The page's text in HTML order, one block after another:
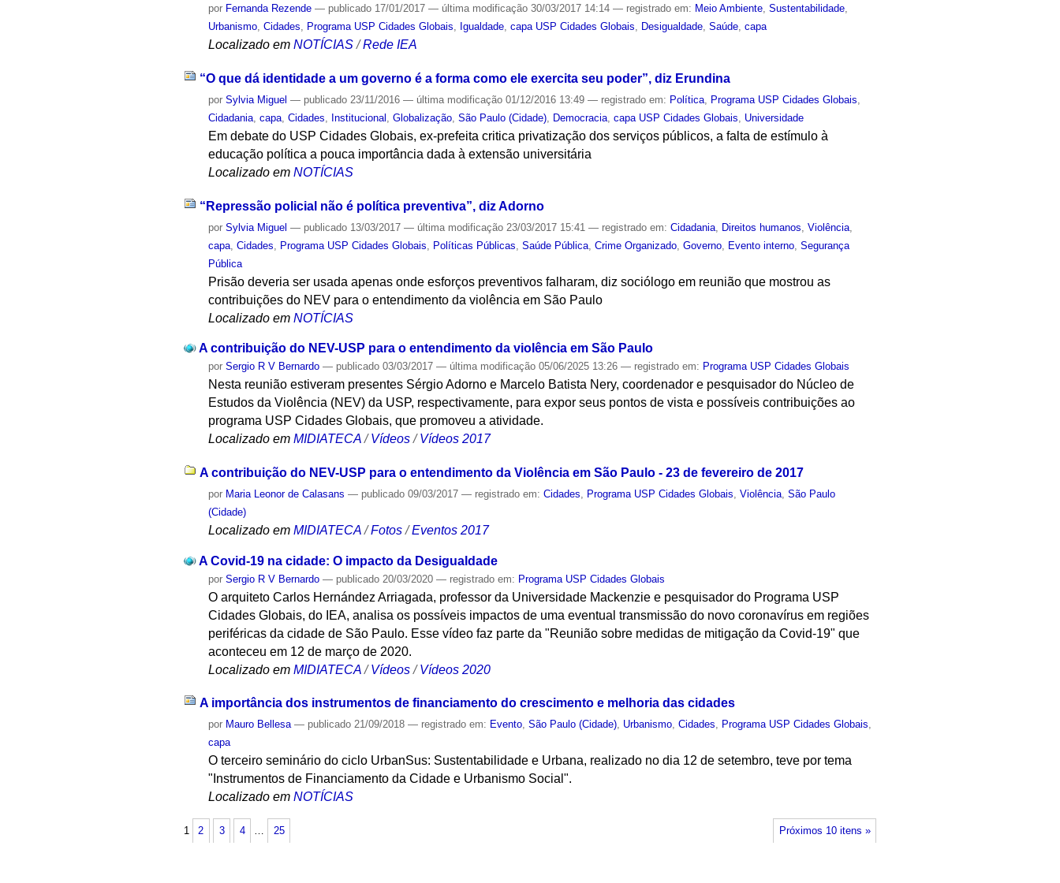
por Fernanda Rezende — publicado 17/01/2017— última modificação 30/03/2017 14:14— registrado em: Meio Ambiente,Sustentabilidade,
Urbanismo,Cidades, Programa USP Cidades Globais, Igualdade,capa USP Cidades Globais, Desigualdade,Saúde,capa
Localizado em NOTÍCIAS /Rede IEA
“O que dá identidade a um governo é a forma como ele exercita seu poder”, diz Erundina
porSylvia Miguel — publicado 23/11/2016— última modificação 01/12/2016 13:49— registrado em: Política Programa USP Cidades Globais
Cidadania ,capa ,Cidades Institucional ,Globalização ,São Paulo (Cidade) Democracia ,capa USP Cidades Globais Universidade
Em debate do USP Cidades Globais, ex-prefeita critica privatização dos serviços públicos, a falta de estímulo à
educação política a pouca importância dada à extensão universitária
Localizado em NOTÍCIAS
“Repressão policial não é política preventiva”, diz Adorno
porSylvia Miguel — publicado 13/03/2017— última modificação 23/03/2017 15:41— registrado em:Cidadania Direitos humanos ,Violência
capa ,Cidades Programa USP Cidades Globais Políticas Públicas ,Saúde Pública ,Crime Organizado ,Governo Evento interno ,Segurança
Pública
Prisão deveria ser usada apenas onde esforços preventivos falharam, diz sociólogo em reunião que mostrou as
contribuições do NEV para o entendimento da violência em São Paulo
Localizado em NOTÍCIAS
A contribuição do NEV-USP para o entendimento da violência em São Paulo
porSergio R V Bernardo — publicado 03/03/2017— última modificação 05/06/2025 13:26— registrado em: Programa USP Cidades Globais
Nesta reunião estiveram presentes Sérgio Adorno e Marcelo Batista Nery, coordenador e pesquisador do Núcleo de
Estudos da Violência (NEV) da USP, respectivamente, para expor seus pontos de vista e possíveis contribuições ao
programa USP Cidades Globais, que promoveu a atividade.
Localizado em MIDIATECA /Vídeos /Vídeos 2017
A contribuição do NEV-USP para o entendimento da Violência em São Paulo - 23 de fevereiro de 2017
por Maria Leonor de Calasans — publicado 09/03/2017— registrado em:Cidades Programa USP Cidades Globais ,Violência ,São Paulo
(Cidade)
Localizado em MIDIATECA /Fotos /Eventos 2017
A Covid-19 na cidade: O impacto da Desigualdade
porSergio R V Bernardo — publicado 20/03/2020— registrado em: Programa USP Cidades Globais
O arquiteto Carlos Hernández Arriagada, professor da Universidade Mackenzie e pesquisador do Programa USP
Cidades Globais, do IEA, analisa os possíveis impactos de uma eventual transmissão do novo coronavírus em regiões
periféricas da cidade de São Paulo. Esse vídeo faz parte da "Reunião sobre medidas de mitigação da Covid-19" que
aconteceu em 12 de março de 2020.
Localizado em MIDIATECA /Vídeos /Vídeos 2020
A importância dos instrumentos de financiamento do crescimento e melhoria das cidades
por Mauro Bellesa — publicado 21/09/2018— registrado em: Evento,São Paulo (Cidade), Urbanismo,Cidades, Programa USP Cidades Globais,
capa
O terceiro seminário do ciclo UrbanSus: Sustentabilidade e Urbana, realizado no dia 12 de setembro, teve por tema
"Instrumentos de Financiamento da Cidade e Urbanismo Social".
Localizado em NOTÍCIAS
Próximos 10 itens »
1 2 3 4 25